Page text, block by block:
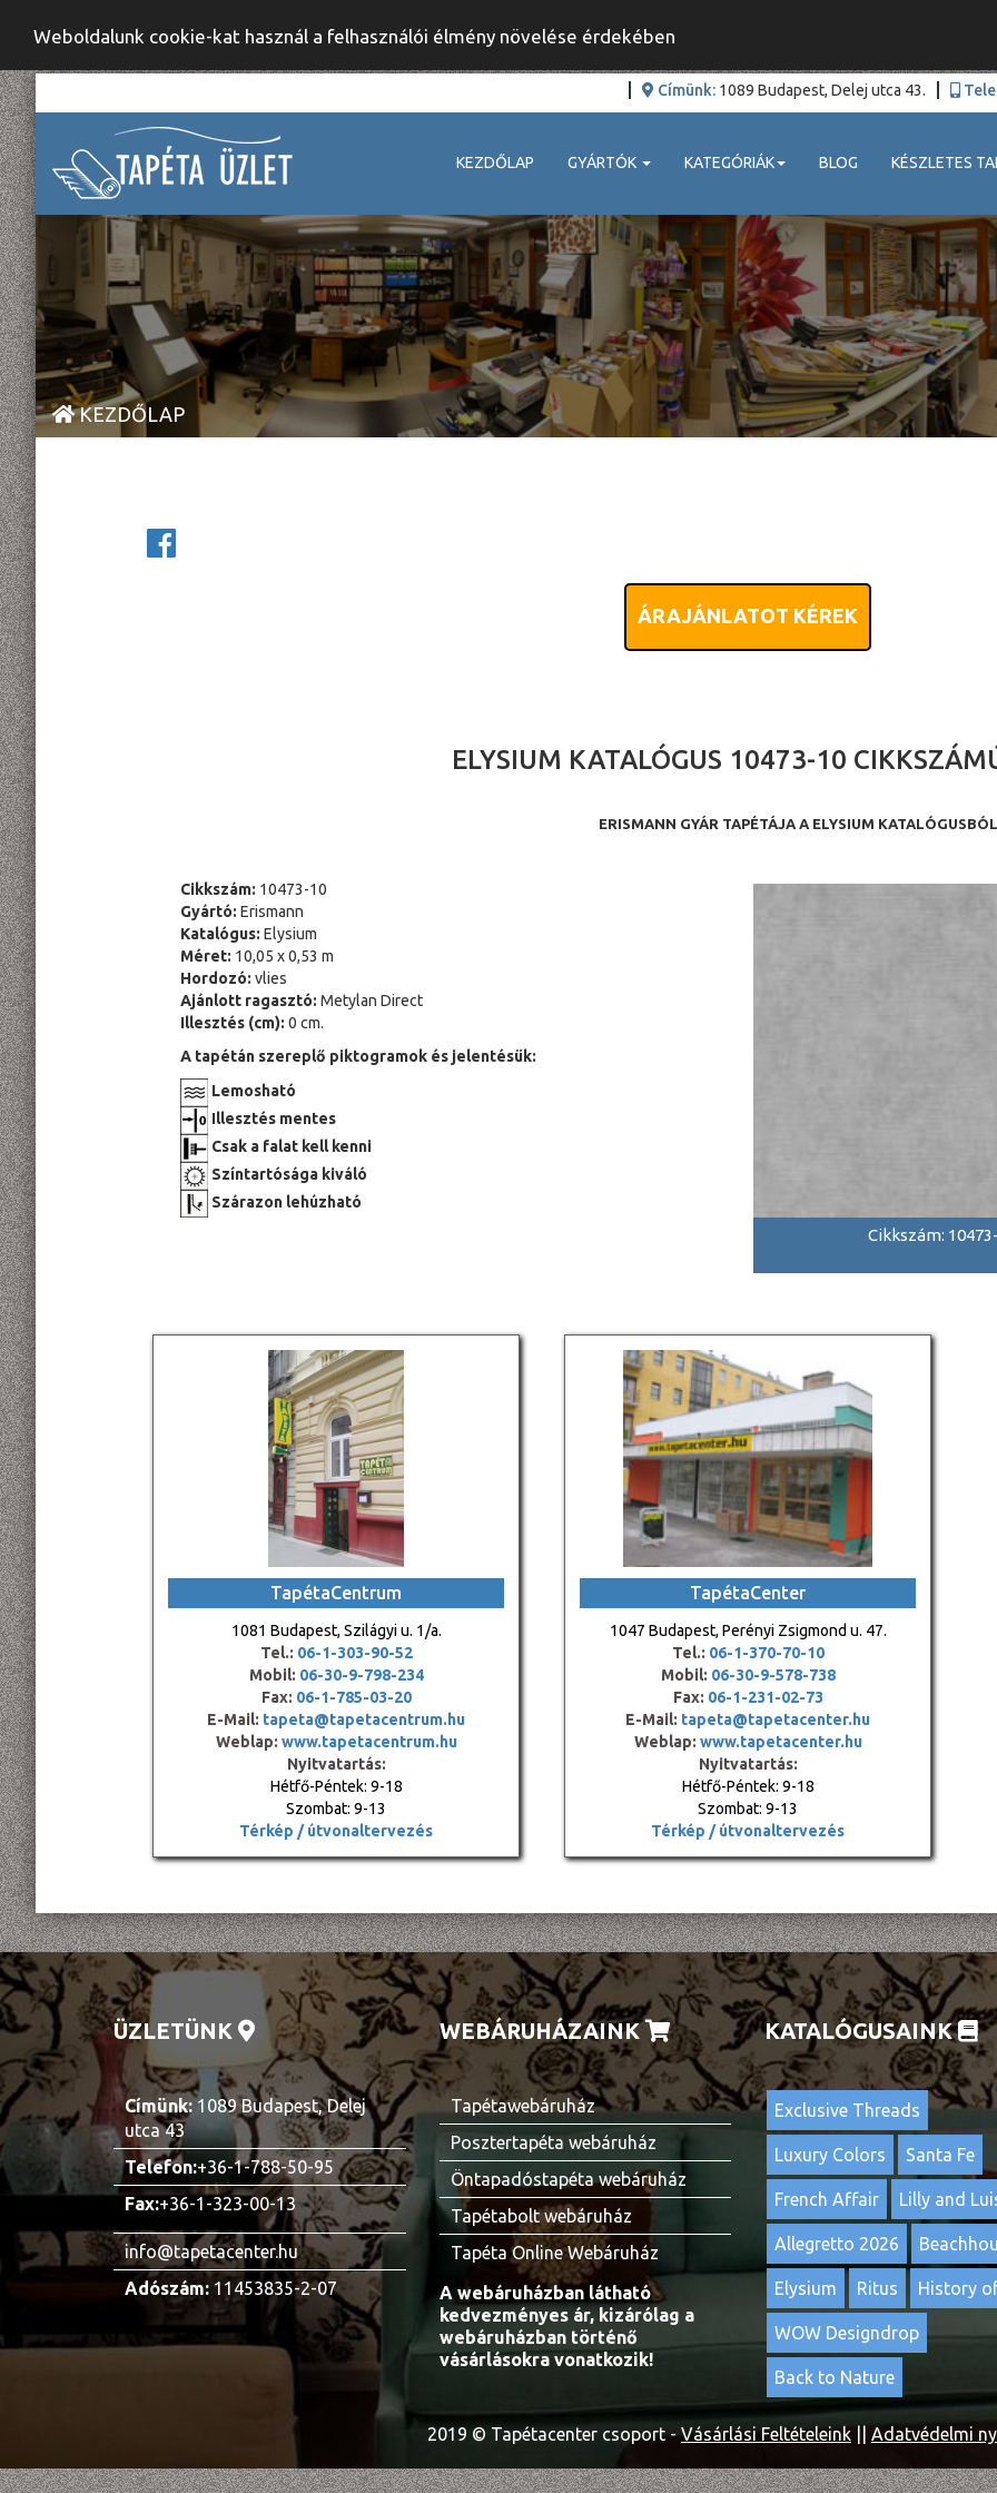
Weboldalunk cookie-kat használ a felhasználói élmény növelése érdekében
Címünk: 1089 Budapest, Delej utca 43.
KEZDŐLAP GYÁRTÓK KATEGÓRIÁK BLOG KÉSZLETES
KEZDŐLAP
ÁRAJÁNLATOT KÉREK
ELYSIUM KATALÓGUS 10473-10
ERISMANN GYÁR TAPÉTÁJA A ELYSIUM KATALÓGUSBÓL
Cikkszám: 10473-10
Gyártó: Erismann
Katalógus: Elysium
Méret: 10,05 x 0,53 m
Hordozó: vlies
Ajánlott ragasztó: Metylan Direct
Illesztés (cm): 0 cm.
A tapétán szereplő piktogramok és jelentésük:
Lemosható
Illesztés mentes
Csak a falat kell kenni
Színtartósága kiváló
Szárazon lehúzható
Cikkszám:
TapétaCentrum
1081 Budapest, Szilágyi u. 1/a.
Tel.: 06-1-303-90-52
Mobil: 06-30-9-798-234
Fax: 06-1-785-03-20
E-Mail: tapeta@tapetacentrum.hu
Weblap: www.tapetacentrum.hu
Nyitvatartás:
Hétfő-Péntek: 9-18
Szombat: 9-13
Térkép / útvonaltervezés
TapétaCenter
1047 Budapest, Perényi Zsigmond u. 47.
Tel.: 06-1-370-70-10
Mobil: 06-30-9-578-738
Fax: 06-1-231-02-73
E-Mail: tapeta@tapetacenter.hu
Weblap: www.tapetacenter.hu
Nyitvatartás:
Hétfő-Péntek: 9-18
Szombat: 9-13
Térkép / útvonaltervezés
ÜZLETÜNK
Címünk: 1089 Budapest, Delej
utca 43
Telefon:+36-1-788-50-95
Fax:+36-1-323-00-13
info@tapetacenter.hu
Adószám: 11453835-2-07
WEBÁRUHÁZAINK
Tapétawebáruház
Posztertapéta webáruház
Öntapadóstapéta webáruház
Tapétabolt webáruház
Tapéta Online Webáruház
A webáruházban látható
kedvezményes ár, kizárólag a
webáruházban történő
vásárlásokra vonatkozik!
KATALÓGUSAINK
Exclusive Threads
Luxury Colors Santa Fe
French Affair Lilly and
Allegretto 2026
Elysium Ritus History
WOW Designdrop
Back to Nature
2019 © Tapétacenter csoport -Vásárlási Feltételeink Adatvédelmi